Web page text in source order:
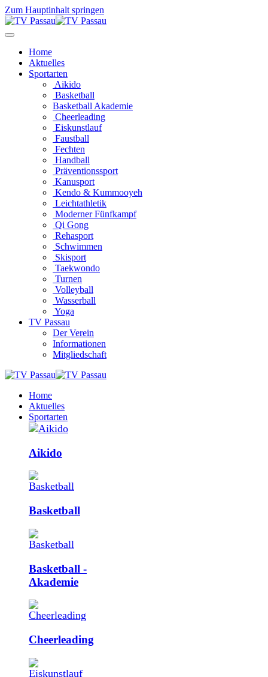
Zum Hauptinhalt springen
Home
Aktuelles
Sportarten
Aikido
Basketball
Basketball Akademie
Cheerleading
Eiskunstlauf
Faustball
Fechten
Handball
Präventionssport
Kanusport
Kendo & Kummooyeh
Leichtathletik
Moderner Fünfkampf
Qi Gong
Rehasport
Schwimmen
Skisport
Taekwondo
Turnen
Volleyball
Wasserball
Yoga
TV Passau
Der Verein
Informationen
Mitgliedschaft
Home
Aktuelles
Sportarten
Aikido
Basketball
Basketball ­
Akademie
Cheerleading